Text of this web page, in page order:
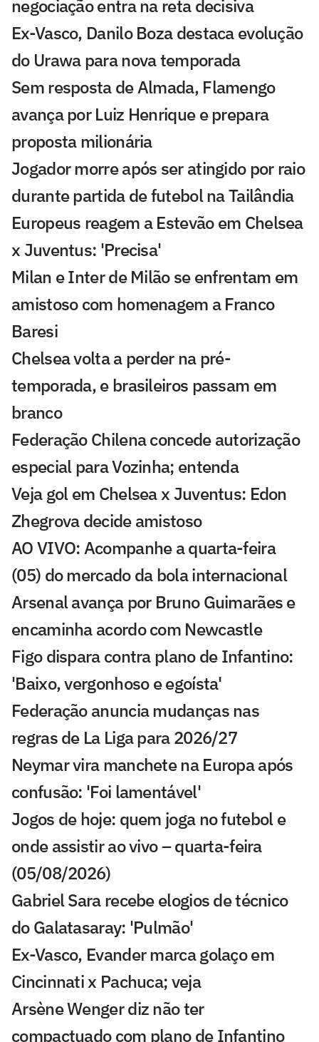
negociação entra na reta decisiva
Ex-Vasco, Danilo Boza destaca evolução
do Urawa para nova temporada
Sem resposta de Almada, Flamengo
avança por Luiz Henrique e prepara
proposta milionária
Jogador morre após ser atingido por raio
durante partida de futebol na Tailândia
Europeus reagem a Estevão em Chelsea
x Juventus: 'Precisa'
Milan e Inter de Milão se enfrentam em
amistoso com homenagem a Franco
Baresi
Chelsea volta a perder na pré-
temporada, e brasileiros passam em
branco
Federação Chilena concede autorização
especial para Vozinha; entenda
Veja gol em Chelsea x Juventus: Edon
Zhegrova decide amistoso
AO VIVO: Acompanhe a quarta-feira
(05) do mercado da bola internacional
Arsenal avança por Bruno Guimarães e
encaminha acordo com Newcastle
Figo dispara contra plano de Infantino:
'Baixo, vergonhoso e egoísta'
Federação anuncia mudanças nas
regras de La Liga para 2026/27
Neymar vira manchete na Europa após
confusão: 'Foi lamentável'
Jogos de hoje: quem joga no futebol e
onde assistir ao vivo – quarta-feira
(05/08/2026)
Gabriel Sara recebe elogios de técnico
do Galatasaray: 'Pulmão'
Ex-Vasco, Evander marca golaço em
Cincinnati x Pachuca; veja
Arsène Wenger diz não ter
compactuado com plano de Infantino